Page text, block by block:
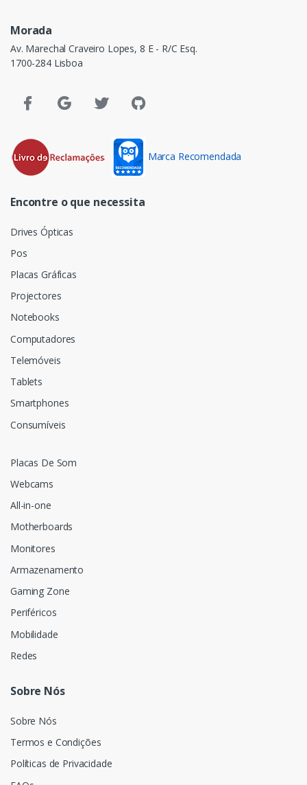
Morada
Av. Marechal Craveiro Lopes, 8 E - R/C Esq.
1700-284 Lisboa
Marca Recomendada
Encontre o que necessita
Drives Ópticas
Pos
Placas Gráficas
Projectores
Notebooks
Computadores
Telemóveis
Tablets
Smartphones
Consumíveis
Placas De Som
Webcams
All-in-one
Motherboards
Monitores
Armazenamento
Gaming Zone
Periféricos
Mobilidade
Redes
Sobre Nós
Sobre Nós
Termos e Condições
Políticas de Privacidade